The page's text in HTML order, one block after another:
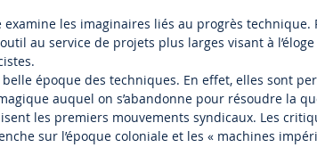
examine les imaginaires liés au progrès
au service de projets plus larges visant à
époque des techniques. En effet, elles sont
auquel on s’abandonne pour résoudre la
les premiers mouvements syndicaux. Les
sur l’époque coloniale et les « machines